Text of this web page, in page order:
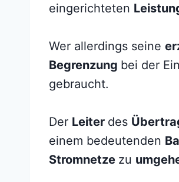
eingerichteten
Wer allerdings seine
Begrenzung bei der
gebraucht.
Der Leiter des
einem bedeutenden
Stromnetze zu